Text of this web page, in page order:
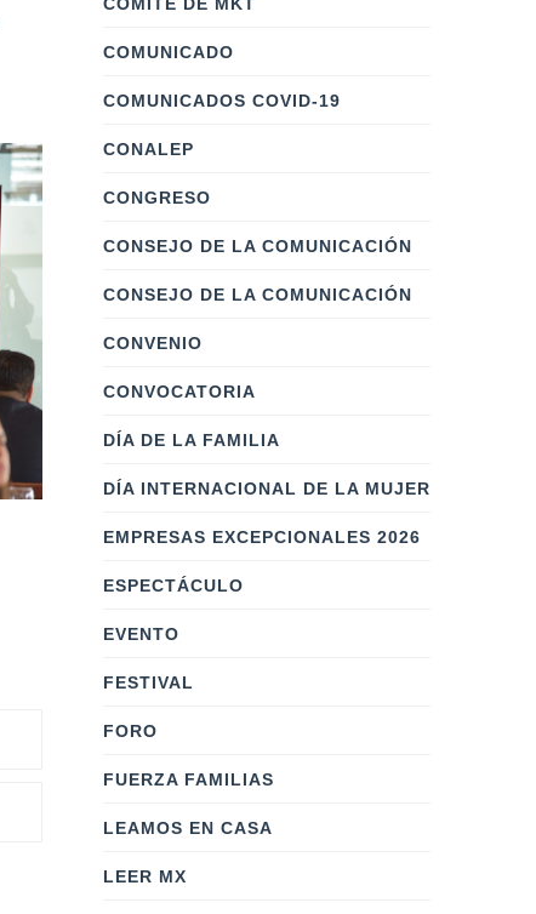
COMUNICADO
COMUNICADOS COVID-19
CONALEP
CONGRESO
CONSEJO DE LA COMUNICACIÓN
CONSEJO DE LA COMUNICACIÓN
CONVENIO
CONVOCATORIA
DÍA DE LA FAMILIA
DÍA INTERNACIONAL DE LA MUJER
EMPRESAS EXCEPCIONALES 2026
ESPECTÁCULO
EVENTO
FESTIVAL
FORO
FUERZA FAMILIAS
LEAMOS EN CASA
LEER MX